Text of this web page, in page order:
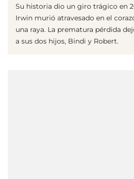
Su historia dio un giro trágico en
Irwin murió atravesado en el
una raya. La prematura pérdida
a sus dos hijos, Bindi y Robert.